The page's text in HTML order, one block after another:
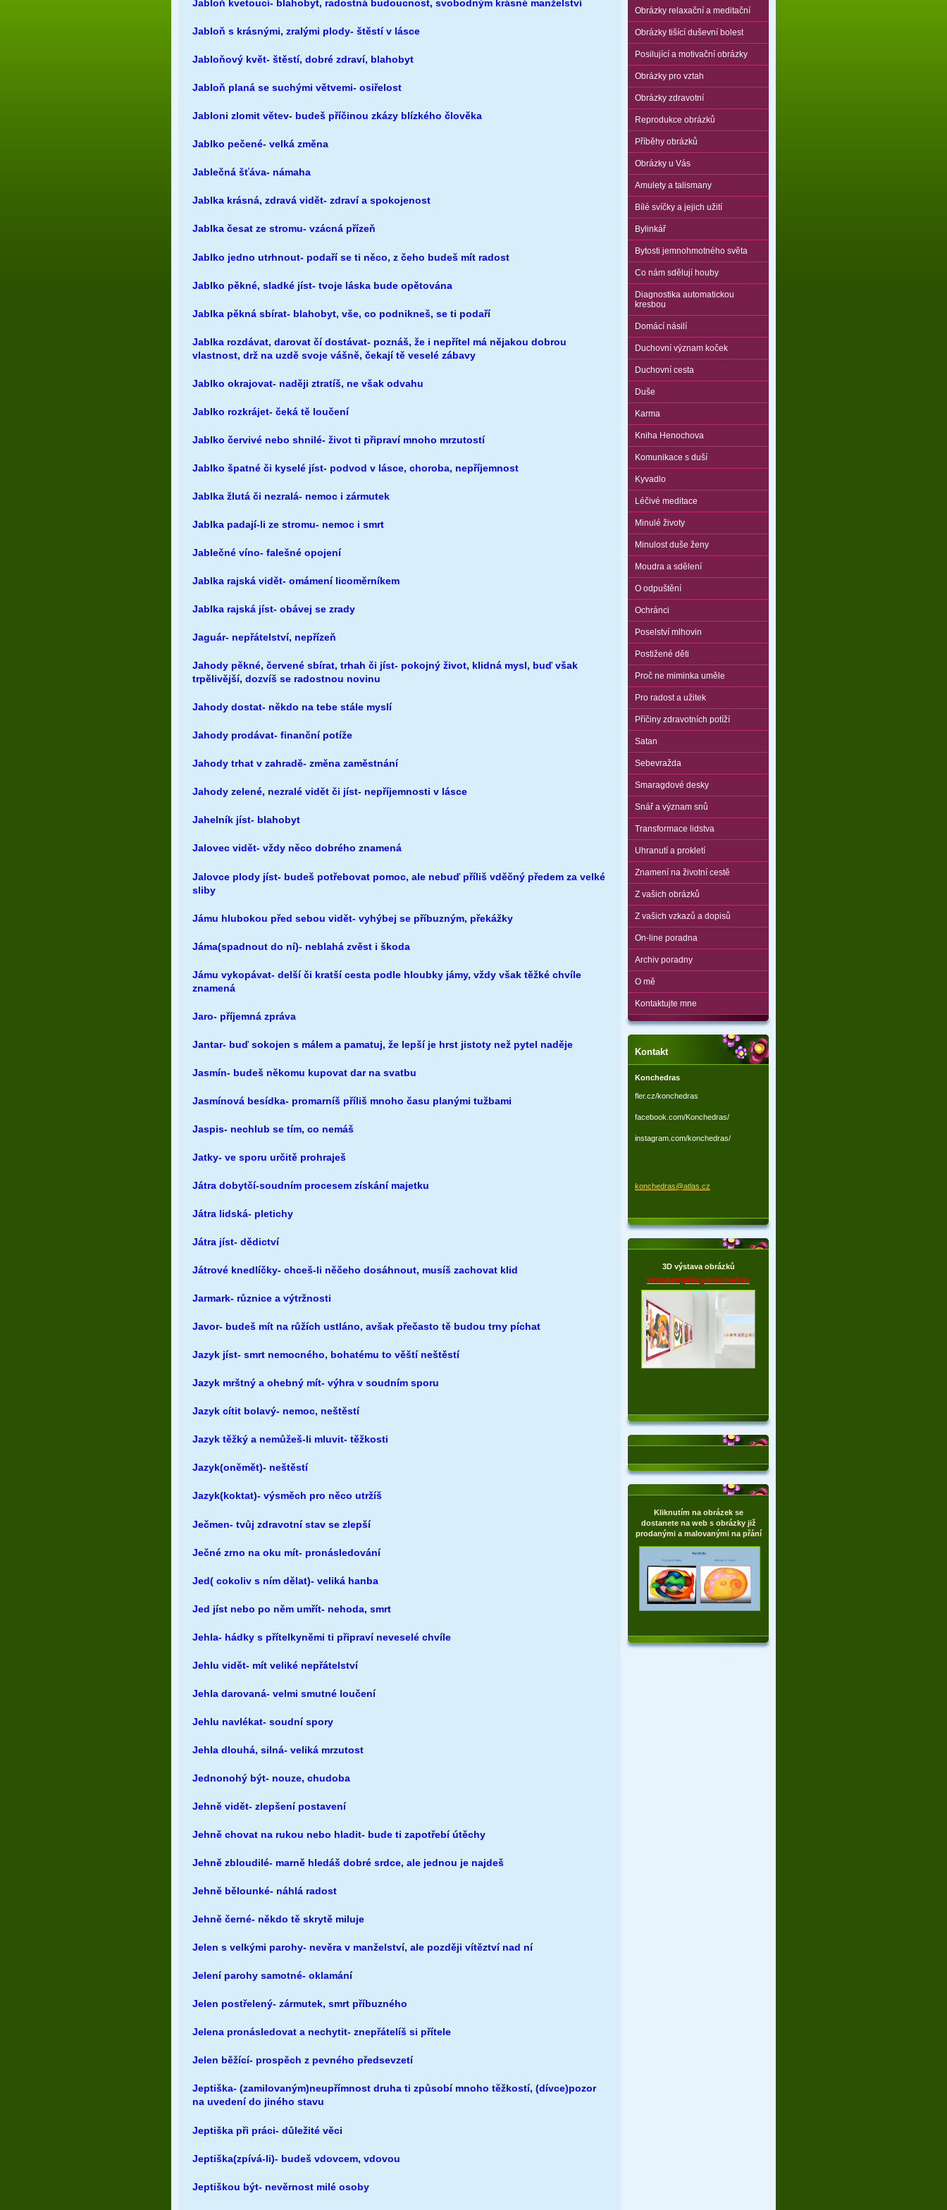
Jabloň kvetoucí- blahobyt, radostná budoucnost, svobodným krásné manželství
Jabloň s krásnými, zralými plody- štěstí v lásce
Jabloňový květ- štěstí, dobré zdraví, blahobyt
Jabloň planá se suchými větvemi- osiřelost
Jabloni zlomit větev- budeš příčinou zkázy blízkého člověka
Jablko pečené- velká změna
Jablečná šťáva- námaha
Jablka krásná, zdravá vidět- zdraví a spokojenost
Jablka česat ze stromu- vzácná přízeň
Jablko jedno utrhnout- podaří se ti něco, z čeho budeš mít radost
Jablko pěkné, sladké jíst- tvoje láska bude opětována
Jablka pěkná sbírat- blahobyt, vše, co podnikneš, se ti podaří
Jablka rozdávat, darovat čí dostávat- poznáš, že i nepřítel má nějakou dobrou
vlastnost, drž na uzdě svoje vášně, čekají tě veselé zábavy
Jablko okrajovat- naději ztratíš, ne však odvahu
Jablko rozkrájet- čeká tě loučení
Jablko červivé nebo shnilé- život ti připraví mnoho mrzutostí
Jablko špatné či kyselé jíst- podvod v lásce, choroba, nepříjemnost
Jablka žlutá či nezralá- nemoc i zármutek
Jablka padají-li ze stromu- nemoc i smrt
Jablečné víno- falešné opojení
Jablka rajská vidět- omámení licoměrníkem
Jablka rajská jíst- obávej se zrady
Jaguár- nepřátelství, nepřízeň
Jahody pěkné, červené sbírat, trhah či jíst- pokojný život, klidná mysl, buď však
trpělivější, dozvíš se radostnou novinu
Jahody dostat- někdo na tebe stále myslí
Jahody prodávat- finanční potíže
Jahody trhat v zahradě- změna zaměstnání
Jahody zelené, nezralé vidět či jíst- nepříjemnosti v lásce
Jahelník jíst- blahobyt
Jalovec vidět- vždy něco dobrého znamená
Jalovce plody jíst- budeš potřebovat pomoc, ale nebuď příliš vděčný předem za velké
sliby
Jámu hlubokou před sebou vidět- vyhýbej se příbuzným, překážky
Jáma(spadnout do ní)- neblahá zvěst i škoda
Jámu vykopávat- delší či kratší cesta podle hloubky jámy, vždy však těžké chvíle
znamená
Jaro- příjemná zpráva
Jantar- buď sokojen s málem a pamatuj, že lepší je hrst jistoty než pytel naděje
Jasmín- budeš někomu kupovat dar na svatbu
Jasmínová besídka- promarníš příliš mnoho času planými tužbami
Jaspis- nechlub se tím, co nemáš
Jatky- ve sporu určitě prohraješ
Játra dobytčí-soudním procesem získání majetku
Játra lidská- pletichy
Játra jíst- dědictví
Játrové knedlíčky- chceš-li něčeho dosáhnout, musíš zachovat klid
Jarmark- různice a výtržnosti
Javor- budeš mít na růžích ustláno, avšak přečasto tě budou trny píchat
Jazyk jíst- smrt nemocného, bohatému to věští neštěstí
Jazyk mrštný a ohebný mít- výhra v soudním sporu
Jazyk cítit bolavý- nemoc, neštěstí
Jazyk těžký a nemůžeš-li mluvit- těžkosti
Jazyk(oněmět)- neštěstí
Jazyk(koktat)- výsměch pro něco utržíš
Ječmen- tvůj zdravotní stav se zlepší
Ječné zrno na oku mít- pronásledování
Jed( cokoliv s ním dělat)- veliká hanba
Jed jíst nebo po něm umřít- nehoda, smrt
Jehla- hádky s přítelkyněmi ti připraví neveselé chvíle
Jehlu vidět- mít veliké nepřátelství
Jehla darovaná- velmi smutné loučení
Jehlu navlékat- soudní spory
Jehla dlouhá, silná- veliká mrzutost
Jednonohý být- nouze, chudoba
Jehně vidět- zlepšení postavení
Jehně chovat na rukou nebo hladit- bude ti zapotřebí útěchy
Jehně zbloudilé- marně hledáš dobré srdce, ale jednou je najdeš
Jehně bělounké- náhlá radost
Jehně černé- někdo tě skrytě miluje
Jelen s velkými parohy- nevěra v manželství, ale později vítěztví nad ní
Jelení parohy samotné- oklamání
Jelen postřelený- zármutek, smrt příbuzného
Jelena pronásledovat a nechytit- znepřátelíš si přítele
Jelen běžící- prospěch z pevného předsevzetí
Jeptiška- (zamilovaným)neupřímnost druha ti způsobí mnoho těžkostí, (dívce)pozor
na uvedení do jiného stavu
Jeptiška při práci- důležité věci
Jeptiška(zpívá-li)- budeš vdovcem, vdovou
Jeptiškou být- nevěrnost milé osoby
Obrázky relaxační a meditační
Obrázky tišící duševní bolest
Posilující a motivační obrázky
Obrázky pro vztah
Obrázky zdravotní
Reprodukce obrázků
Příběhy obrázků
Obrázky u Vás
Amulety a talismany
Bílé svíčky a jejich užití
Bylinkář
Bytosti jemnohmotného světa
Co nám sdělují houby
Diagnostika automatickou
kresbou
Domácí násilí
Duchovní význam koček
Duchovní cesta
Duše
Karma
Kniha Henochova
Komunikace s duší
Kyvadlo
Léčivé meditace
Minulé životy
Minulost duše ženy
Moudra a sdělení
O odpuštění
Ochránci
Poselství mlhovin
Postižené děti
Proč ne miminka uměle
Pro radost a užitek
Příčiny zdravotních potíží
Satan
Sebevražda
Smaragdové desky
Snář a význam snů
Transformace lidstva
Uhranutí a prokletí
Znamení na životní cestě
Z vašich obrázků
Z vašich vzkazů a dopisů
On-line poradna
Archiv poradny
O mě
Kontaktujte mne
Kontakt
Konchedras
fler.cz/konchedras
facebook.com/Konchedras/
instagram.com/konchedras/
konchedras@atlas .cz
3D výstava obrázků
virtualartgallery.konchedras
Kliknutím na obrázek se
dostanete na web s obrázky již
prodanými a malovanými na přání